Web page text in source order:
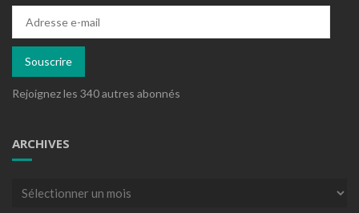
mail
Souscrire
Rejoignez les 340 autres abonnés
ARCHIVES
Archives